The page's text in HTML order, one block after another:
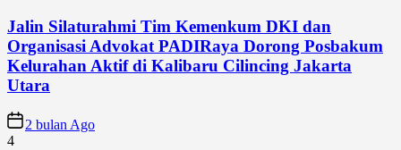
Jalin Silaturahmi Tim Kemenkum DKI dan
Organisasi Advokat PADIRaya Dorong Posbakum
Kelurahan Aktif di Kalibaru Cilincing Jakarta
Utara
2 bulan Ago
4